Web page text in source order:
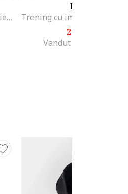
Trening cu imprimeu logo, Piersica
PUMA
241
Vandut de Top Sport